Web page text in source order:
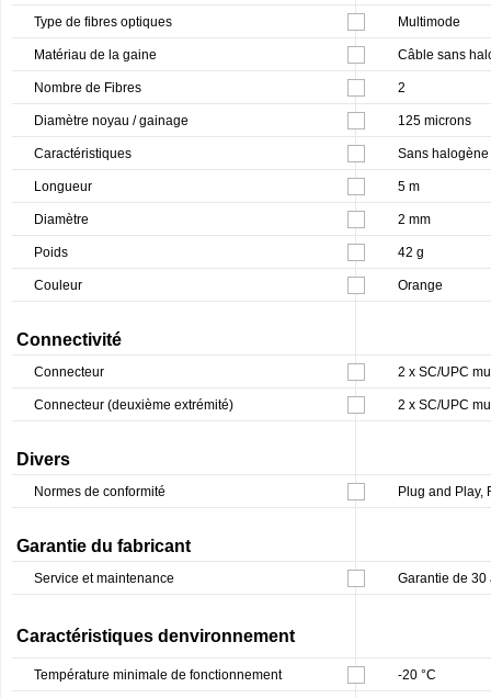
Type de fibres optiques Multimode
Matériau de la gaine Câble sans
Nombre de Fibres 2
Diamètre noyau / gainage 125 microns
Caractéristiques Sans halogène
Longueur 5 m
Diamètre 2 mm
Poids 42 g
Couleur Orange
Connectivité
Connecteur 2 x SC/UPC
Connecteur (deuxième extrémité) 2 x SC/UPC
Divers
Normes de conformité Plug and Play,
Garantie du fabricant
Service et maintenance Garantie de 30
Caractéristiques denvironnement
Température minimale de fonctionnement -20 °C